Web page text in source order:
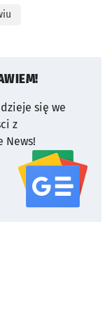
się we
z
News!
serwisu